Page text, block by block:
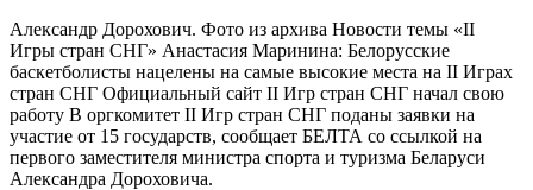
Александр Дорохович. Фото из архива Новости темы «II
Игры стран СНГ» Анастасия Маринина: Белорусские
баскетболисты нацелены на самые высокие места на II Играх
стран СНГ Официальный сайт II Игр стран СНГ начал свою
работу В оргкомитет II Игр стран СНГ поданы заявки на
участие от 15 государств, сообщает БЕЛТА со ссылкой на
первого заместителя министра спорта и туризма Беларуси
Александра Дороховича.